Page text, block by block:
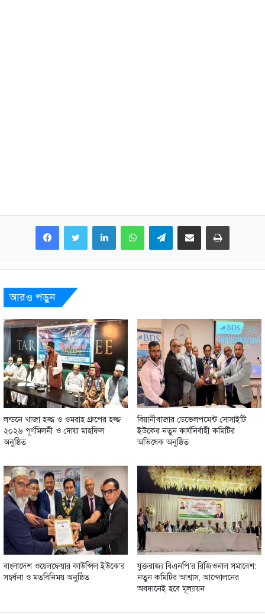
LinkedInWhatsAppTelegramShare via Email Print
আরও পড়ুন
লন্ডনে খাজা হজ্জ ও ওমরাহ গ্রুপের হজ্জ
২০২৬ পূর্ণমিলনী ও দোয়া মাহফিল
অনুষ্ঠিত
বিয়ানীবাজার ডেভেলপমেন্ট সোসাইটি
ইউকের নতুন কার্যনির্বাহী কমিটির
অভিষেক অনুষ্ঠিত
বাংলাদেশ ওয়েলফেয়ার কাউন্সিল ইউকে’র
সম্বর্ধনা ও মতবিনিময় অনুষ্ঠিত
যুক্তরাজ্য বিএনপি’র রিজিওনাল সমাবেশ:
নতুন কমিটির আশ্বাস, আন্দোলনের
অবদানেই হবে মূল্যায়ন